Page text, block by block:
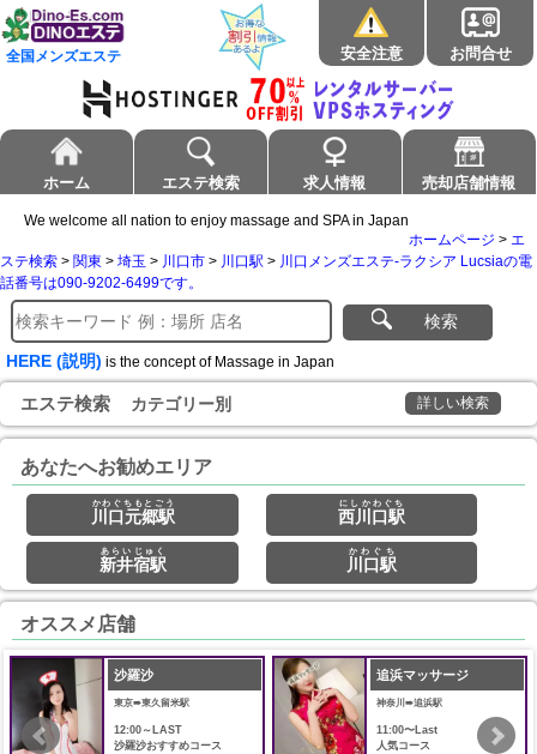
全国メンズエステ 安全注意 お問合せ
ホーム エステ検索 求人情報 売却店舗情報
We welcome all nation to enjoy massage and SPA in Japan
ホームページ > エ
ステ検索 > 関東 > 埼玉 > 川口市 > 川口駅 > 川口メンズエステ-ラクシア Lucsiaの電
話番号は090-9202-6499です。
検索
HERE (説明) is the concept of Massage in Japan
エステ検索 カテゴリー別 詳しい検索
あなたへお勧めエリア
川口元郷駅
かわぐちもとごう
西川口駅
にしかわぐち
新井宿駅
あらいじゅく
川口駅
かわぐち
オススメ店舗
沙羅沙
東京➠東久留米駅
12:00～LAST
沙羅沙おすすめコース
追浜マッサージ
神奈川➠追浜駅
11:00〜Last
人気コース